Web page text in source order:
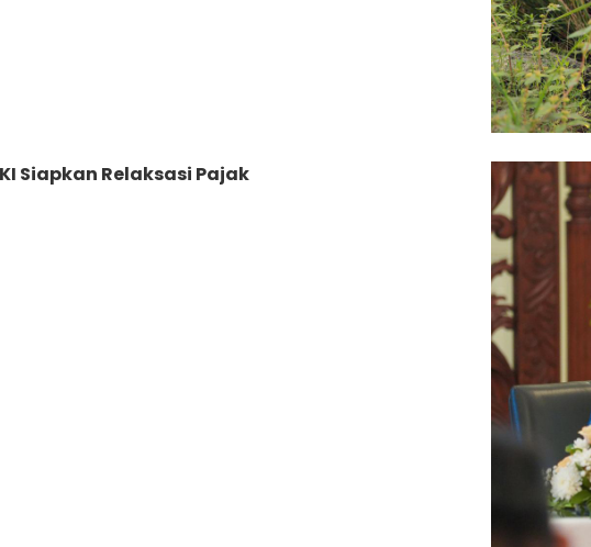
Siapkan Relaksasi Pajak